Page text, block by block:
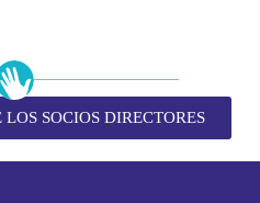
SOCIOS DIRECTORES